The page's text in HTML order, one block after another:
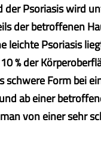
der Psoriasis wird
der betroffenen
leichte Psoriasis
% der
schwere Form bei
ab einer
von einer sehr